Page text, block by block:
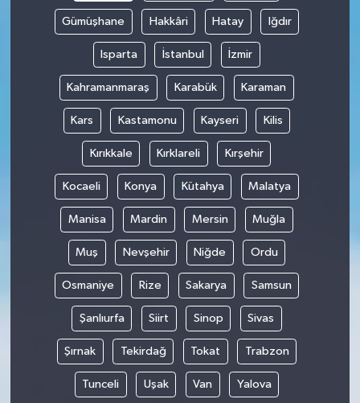
Gümüşhane Hakkâri Hatay Iğdır
Isparta İstanbul İzmir
Kahramanmaraş Karabük Karaman
Kars Kastamonu Kayseri Kilis
Kırıkkale Kırklareli Kırşehir
Kocaeli Konya Kütahya Malatya
Manisa Mardin Mersin Muğla
Muş Nevşehir Niğde Ordu
Osmaniye Rize Sakarya Samsun
Şanlıurfa Siirt Sinop Sivas
Şırnak Tekirdağ Tokat Trabzon
Tunceli Uşak Van Yalova